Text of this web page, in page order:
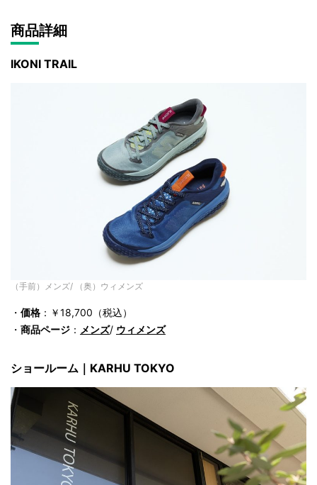
商品詳細
IKONI TRAIL
（手前）メンズ/ （奥）ウィメンズ
・ 価格 ：￥18,700（税込）
・ 商品ページ ： メンズ/ ウィメンズ
ショールーム｜KARHU TOKYO